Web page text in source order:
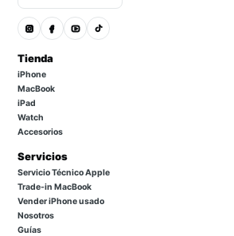
Tienda
iPhone
MacBook
iPad
Watch
Accesorios
Servicios
Servicio Técnico Apple
Trade-in MacBook
Vender iPhone usado
Nosotros
Guías